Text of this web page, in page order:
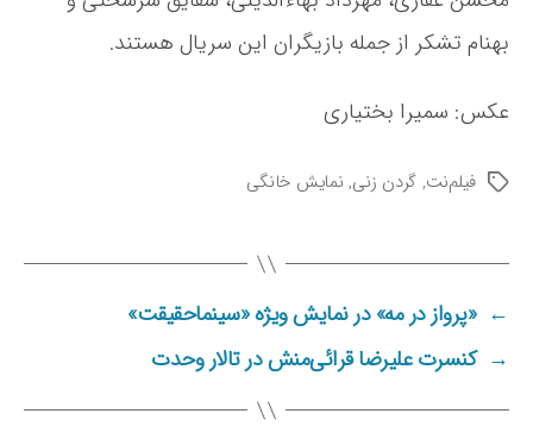
بهنام تشکر از جمله بازیگران این سریال هستند.
عکس: سمیرا بختیاری
ب
س
ه
فیلم‌نت, گردن زنی, نمایش خانگی
← «پرواز در مه» در نمایش ویژه «سینماحقیقت»
→ کنسرت علیرضا قرائی‌منش در تالار وحدت